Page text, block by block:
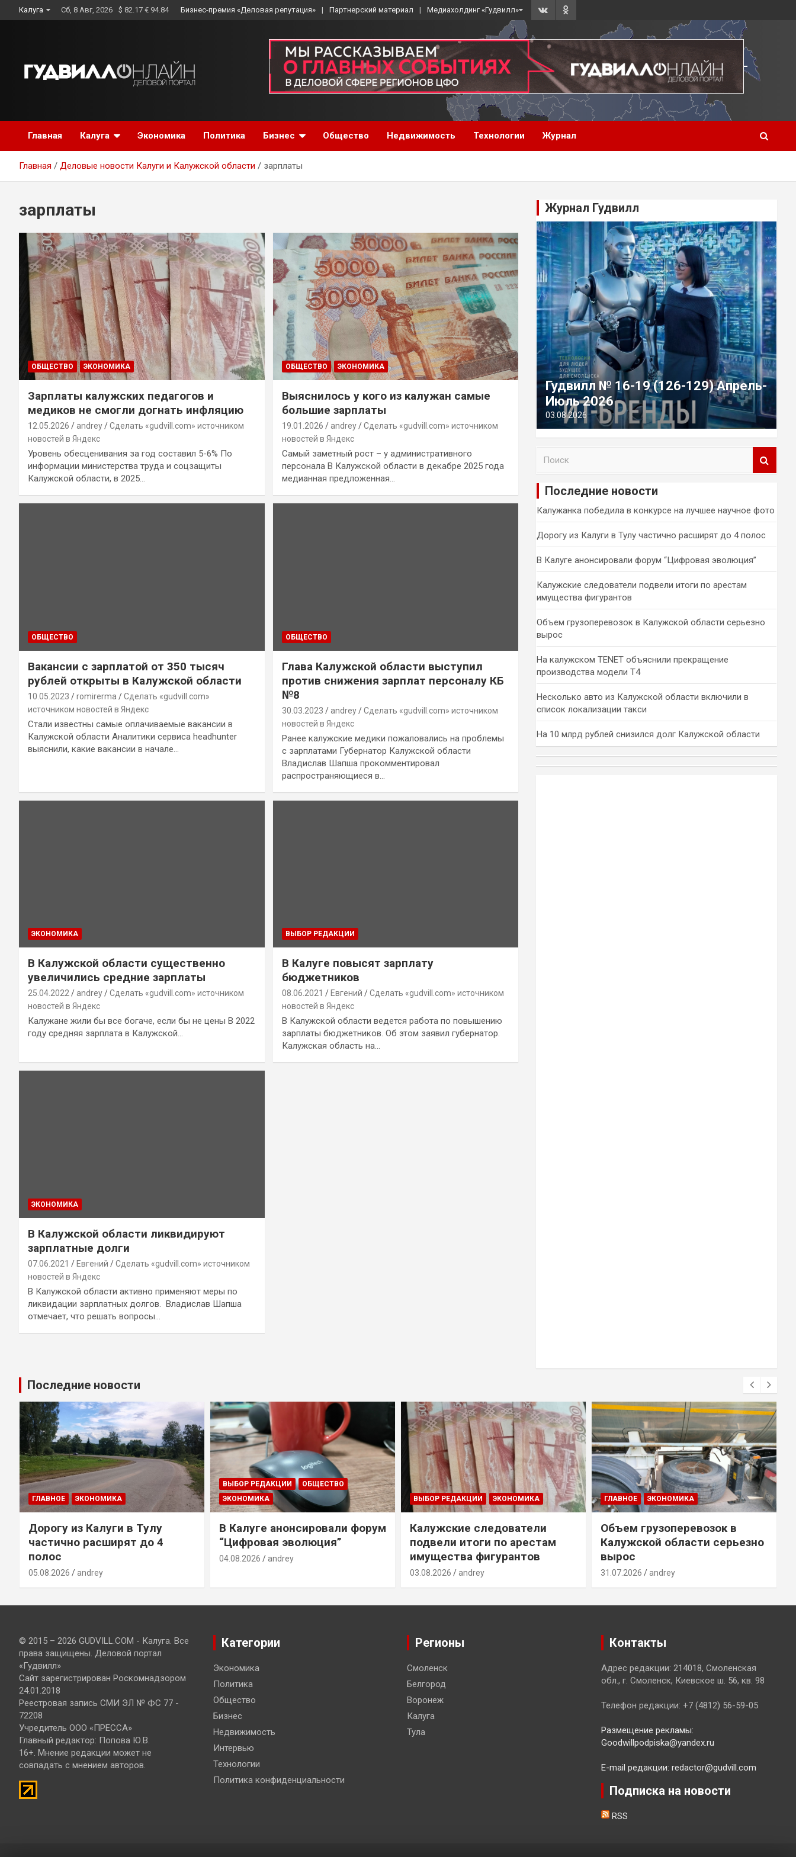
to
Калуга Сб, 8 Авг, 2026 $ 82.17 € 94.84 Бизнес-премия «Деловая репутация» Партнерский материал Медиахолдинг «Гудвилл»
Главная Калуга Экономика Политика Бизнес Общество Недвижимость Технологии Журнал
Главная Деловые новости Калуги и Калужской области зарплаты
зарплаты
ОБЩЕСТВО ЭКОНОМИКА
Зарплаты калужских педагогов и
медиков не смогли догнать инфляцию
12.05.2026 andrey
Сделать «gudvill.com» источником
новостей в Яндекс
Уровень обесценивания за год составил 5-6% По
информации министерства труда и соцзащиты
Калужской области, в 2025…
ОБЩЕСТВО ЭКОНОМИКА
Выяснилось у кого из калужан самые
большие зарплаты
19.01.2026 andrey
Сделать «gudvill.com» источником
новостей в Яндекс
Самый заметный рост – у административного
персонала В Калужской области в декабре 2025 года
медианная предложенная…
ОБЩЕСТВО
Вакансии с зарплатой от 350 тысяч
рублей открыты в Калужской области
10.05.2023 romirerma
Сделать «gudvill.com»
источником новостей в Яндекс
Стали известны самые оплачиваемые вакансии в
Калужской области Аналитики сервиса headhunter
выяснили, какие вакансии в начале…
ОБЩЕСТВО
Глава Калужской области выступил
против снижения зарплат персоналу КБ
№8
30.03.2023 andrey
Сделать «gudvill.com» источником
новостей в Яндекс
Ранее калужские медики пожаловались на проблемы
с зарплатами Губернатор Калужской области
Владислав Шапша прокомментировал
распространяющиеся в…
ЭКОНОМИКА
В Калужской области существенно
увеличились средние зарплаты
25.04.2022 andrey
Сделать «gudvill.com» источником
новостей в Яндекс
Калужане жили бы все богаче, если бы не цены В 2022
году средняя зарплата в Калужской…
ВЫБОР РЕДАКЦИИ
В Калуге повысят зарплату
бюджетников
08.06.2021 Евгений
Сделать «gudvill.com» источником
новостей в Яндекс
В Калужской области ведется работа по повышению
зарплаты бюджетников. Об этом заявил губернатор.
Калужская область на…
ЭКОНОМИКА
В Калужской области ликвидируют
зарплатные долги
07.06.2021 Евгений
Сделать «gudvill.com» источником
новостей в Яндекс
В Калужской области активно применяют меры по
ликвидации зарплатных долгов. Владислав Шапша
отмечает, что решать вопросы…
Журнал Гудвилл
Гудвилл № 16-19 (126-129) Апрель-
Июль 2026
03.08.2026
и
Последние новости
Калужанка победила в конкурсе на лучшее научное фото
Дорогу из Калуги в Тулу частично расширят до 4 полос
В Калуге анонсировали форум “Цифровая эволюция”
Калужские следователи подвели итоги по арестам
имущества фигурантов
Объем грузоперевозок в Калужской области серьезно
вырос
На калужском TENET объяснили прекращение
производства модели T4
Несколько авто из Калужской области включили в
список локализации такси
На 10 млрд рублей снизился долг Калужской области
Последние новости
ГЛАВНОЕ ЭКОНОМИКА
Дорогу из Калуги в Тулу
частично расширят до 4
полос
05.08.2026 andrey
ВЫБОР РЕДАКЦИИ
ОБЩЕСТВО
ЭКОНОМИКА
В Калуге анонсировали форум
“Цифровая эволюция”
04.08.2026 andrey
ВЫБОР РЕДАКЦИИ ЭКОНОМИКА
Калужские следователи
подвели итоги по арестам
имущества фигурантов
03.08.2026 andrey
ГЛАВНОЕ ЭКОНОМИКА
Объем грузоперевозок в
Калужской области серьезно
вырос
31.07.2026 andrey
© 2015 – 2026 GUDVILL.COM - Калуга. Все
права защищены. Деловой портал
«Гудвилл»
Сайт зарегистрирован Роскомнадзором
24.01.2018
Реестровая запись СМИ ЭЛ № ФС 77 -
72208
Учредитель ООО «ПРЕССА»
Главный редактор: Попова Ю.В.
16+. Мнение редакции может не
совпадать с мнением авторов.
Категории
Экономика
Политика
Общество
Бизнес
Недвижимость
Интервью
Технологии
Политика конфиденциальности
Регионы
Смоленск
Белгород
Воронеж
Калуга
Тула
Контакты
Адрес редакции: 214018, Смоленская
обл., г. Смоленск, Киевское ш. 56, кв. 98
Телефон редакции: +7 (4812) 56-59-05
Размещение рекламы:
Goodwillpodpiska@yandex.ru
E-mail редакции: redactor@gudvill.com
Подписка на новости
RSS